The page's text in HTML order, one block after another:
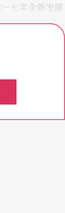
七年全新发展
二○一二年台
节」开幕式演
指涉的却非创